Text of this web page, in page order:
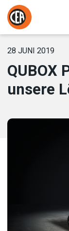
Zum Inhalt springen
HOME/
LÖSUNG
28 JUNI 2019
QUBOX
unsere